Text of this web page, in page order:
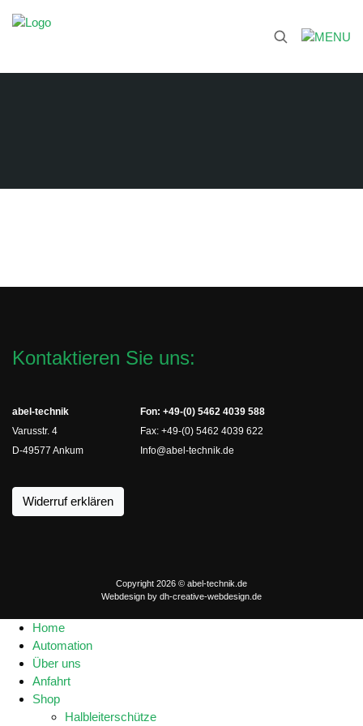
Kontaktieren Sie uns:
abel-technik
Varusstr. 4
D-49577 Ankum
Widerruf erklären
Fon: +49-(0) 5462 4039 588
Fax: +49-(0) 5462 4039 622
Info@abel-technik.de
Copyright 2026 © abel-technik.de
Webdesign by dh-creative-webdesign.de
Home
Automation
Über uns
Anfahrt
Shop
Halbleiterschütze